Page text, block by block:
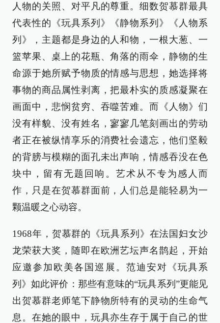
人物的关照、对平凡的尊重。细数贺慕群最具
代表性的《玩具系列》《静物系列》《人物系
列》，主题都是身边的人和物，一根大葱、一
篮苹果、桌上的花瓶、角落的雨伞，静物的生
命源于她所赋予物质的情感与思想，她选择将
事物的商品属性剥离，把最朴实的质感凝聚在
画面中，悲悯贫穷、吞噬苦难。而《人物》们
没有样貌、没有姓名，寥寥几笔刻画出的劳动
者正在被纵情享乐的消费社会遗忘，他们坚毅
的背膀与模糊的面孔未出声响，情感吞没在色
块中，留有无题回响。艺术从不专为感人而
作，只是在贺慕群面前，人们总是能轻易为一
颗温暖之心动容。
1968年，贺慕群的《玩具系列》在法国妇女沙
龙荣获大奖，随即在欧洲艺坛声名鹊起，开始
应邀参加欧美各国巡展。范迪安对《玩具系
列》如此评价：那些有意味的“玩具系列”更能见
出贺慕群老师笔下静物所特有的灵动的生命气
息。在她的眼中，玩具亦生存于属于自己的世